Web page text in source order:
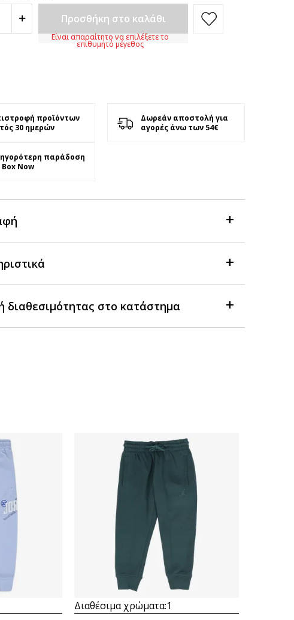
Προσθήκη στο καλάθι
Είναι απαραίτητο να επιλέξετε το
επιθυμητό μέγεθος
προϊόντων
30 ημερών
Δωρεάν αποστολή για
αγορές άνω των 54€
παράδοση
Box Now
διαθεσιμότητας στο κατάστημα
Διαθέσιμα χρώματα:1